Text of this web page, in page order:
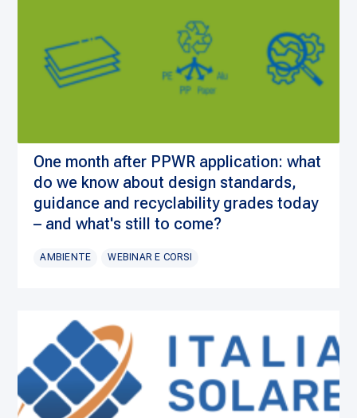
One month after PPWR application: what
do we know about design standards,
guidance and recyclability grades today
– and what's still to come?
AMBIENTE WEBINAR E CORSI